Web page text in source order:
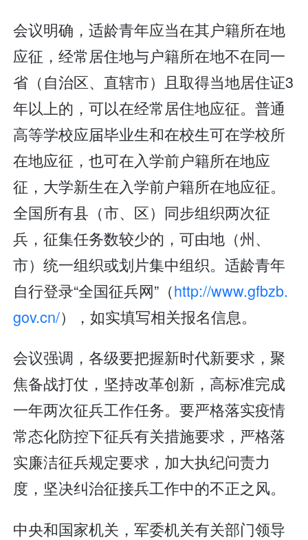
会议明确，适龄青年应当在其户籍所在地
应征，经常居住地与户籍所在地不在同一
省（自治区、直辖市）且取得当地居住证3
年以上的，可以在经常居住地应征。普通
高等学校应届毕业生和在校生可在学校所
在地应征，也可在入学前户籍所在地应
征，大学新生在入学前户籍所在地应征。
全国所有县（市、区）同步组织两次征
兵，征集任务数较少的，可由地（州、
市）统一组织或划片集中组织。适龄青年
自行登录“全国征兵网”（http://www.gfbzb.
gov.cn/），如实填写相关报名信息。
会议强调，各级要把握新时代新要求，聚
焦备战打仗，坚持改革创新，高标准完成
一年两次征兵工作任务。要严格落实疫情
常态化防控下征兵有关措施要求，严格落
实廉洁征兵规定要求，加大执纪问责力
度，坚决纠治征接兵工作中的不正之风。
中央和国家机关，军委机关有关部门领导